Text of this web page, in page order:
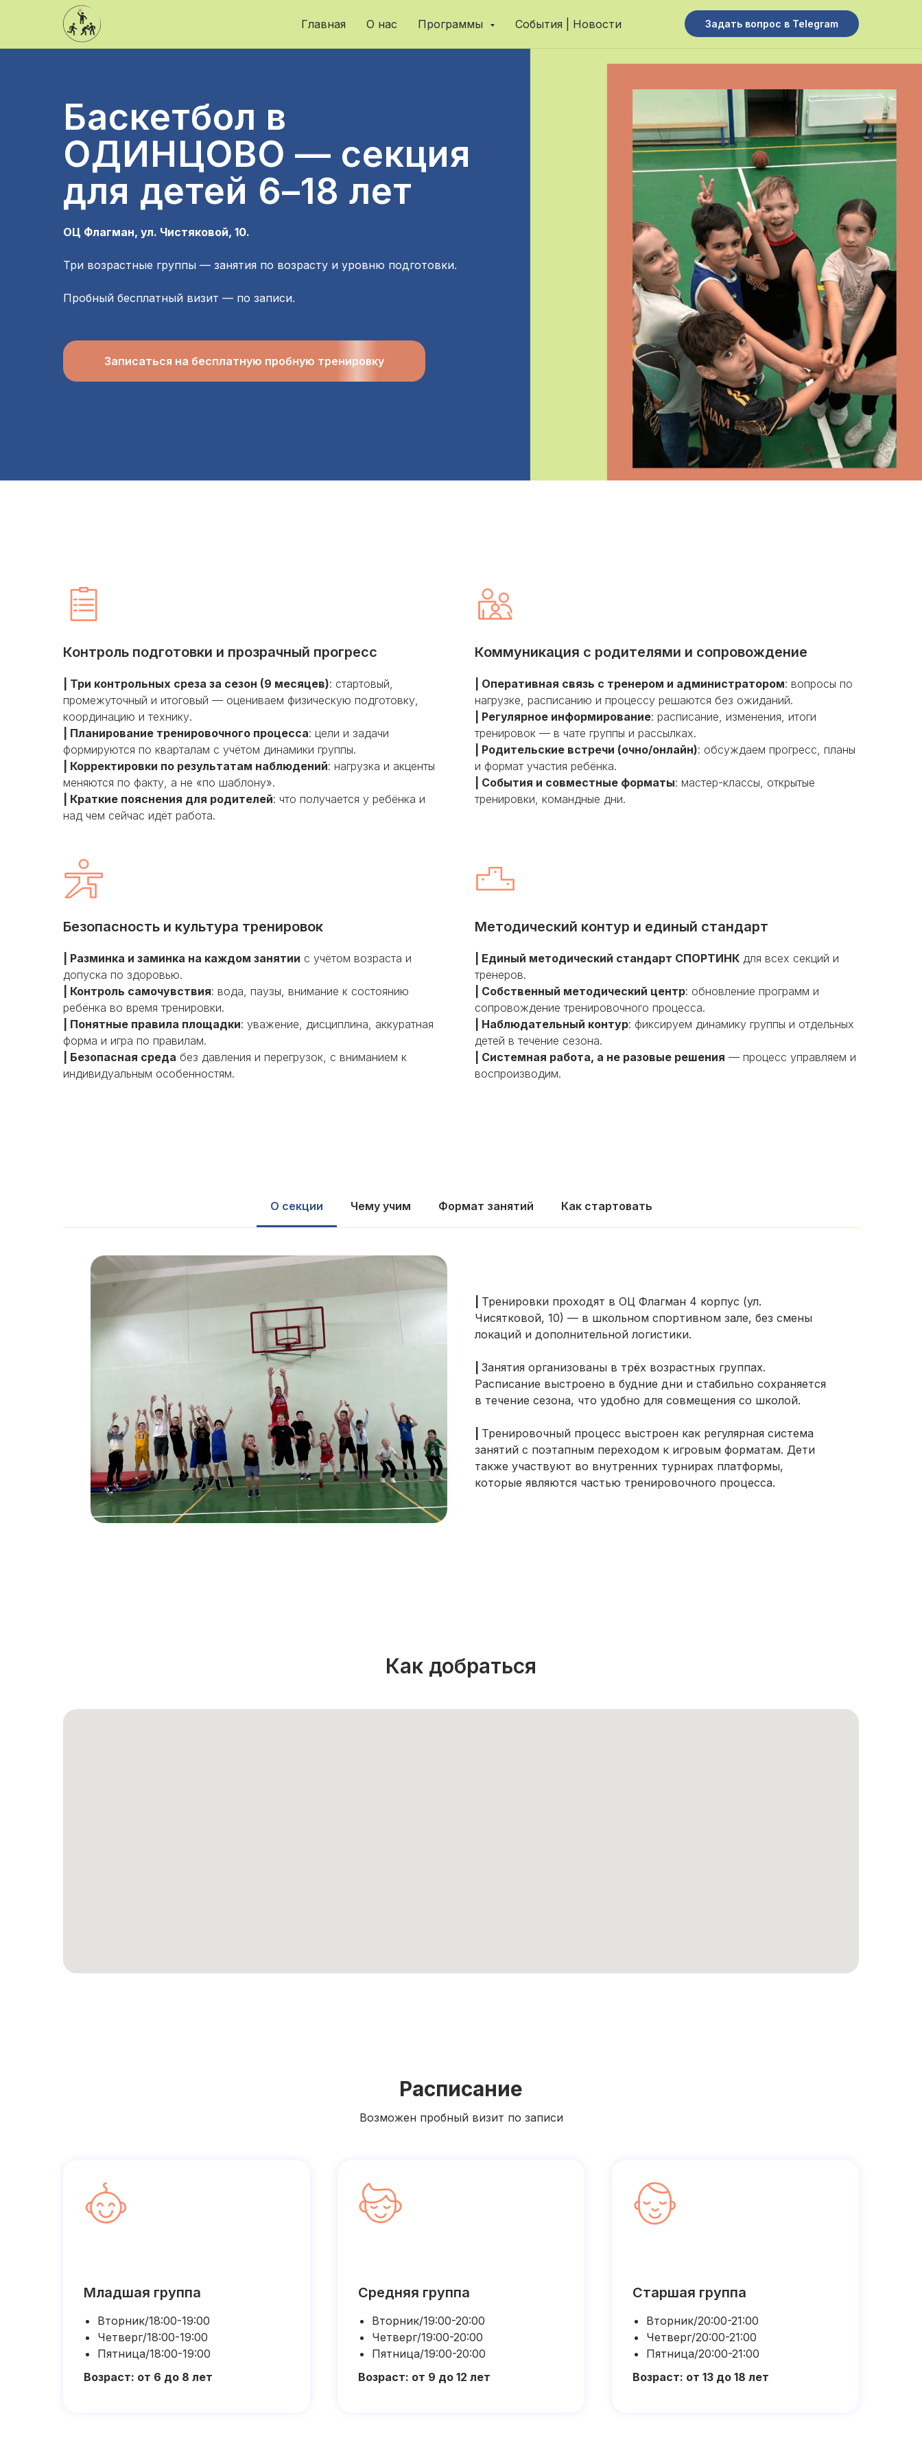
Главная О нас Программы События | Новости Задать вопрос в Telegram
Баскетбол в
ОДИНЦОВО — секция
для детей 6–18 лет
ОЦ Флагман, ул. Чистяковой, 10.
Три возрастные группы — занятия по возрасту и уровню подготовки.
Пробный бесплатный визит — по записи.
Записаться на бесплатную пробную тренировку
Контроль подготовки и прозрачный прогресс
| Три контрольных среза за сезон (9 месяцев): стартовый,
промежуточный и итоговый — оцениваем физическую подготовку,
координацию и технику.
| Планирование тренировочного процесса: цели и задачи
формируются по кварталам с учётом динамики группы.
| Корректировки по результатам наблюдений: нагрузка и акценты
меняются по факту, а не «по шаблону».
| Краткие пояснения для родителей: что получается у ребёнка и
над чем сейчас идёт работа.
Коммуникация с родителями и сопровождение
| Оперативная связь с тренером и администратором: вопросы по
нагрузке, расписанию и процессу решаются без ожиданий.
| Регулярное информирование: расписание, изменения, итоги
тренировок — в чате группы и рассылках.
| Родительские встречи (очно/онлайн): обсуждаем прогресс, планы
и формат участия ребёнка.
| События и совместные форматы: мастер-классы, открытые
тренировки, командные дни.
Безопасность и культура тренировок
| Разминка и заминка на каждом занятии с учётом возраста и
допуска по здоровью.
| Контроль самочувствия: вода, паузы, внимание к состоянию
ребёнка во время тренировки.
| Понятные правила площадки: уважение, дисциплина, аккуратная
форма и игра по правилам.
| Безопасная среда без давления и перегрузок, с вниманием к
индивидуальным особенностям.
Методический контур и единый стандарт
| Единый методический стандарт СПОРТИНК для всех секций и
тренеров.
| Собственный методический центр: обновление программ и
сопровождение тренировочного процесса.
| Наблюдательный контур: фиксируем динамику группы и отдельных
детей в течение сезона.
| Системная работа, а не разовые решения — процесс управляем и
воспроизводим.
О секции Чему учим Формат занятий Как стартовать
Тренировки проходят в ОЦ Флагман 4 корпус (ул.
Чисятковой, 10) — в школьном спортивном зале, без смены
локаций и дополнительной логистики.
Занятия организованы в трёх возрастных группах.
Расписание выстроено в будние дни и стабильно сохраняется
в течение сезона, что удобно для совмещения со школой.
Тренировочный процесс выстроен как регулярная система
занятий с поэтапным переходом к игровым форматам. Дети
также участвуют во внутренних турнирах платформы,
которые являются частью тренировочного процесса.
Как добраться
Расписание
Возможен пробный визит по записи
Младшая группа
Вторник/18:00-19:00
Четверг/18:00-19:00
Пятница/18:00-19:00
Возраст: от 6 до 8 лет
Средняя группа
Вторник/19:00-20:00
Четверг/19:00-20:00
Пятница/19:00-20:00
Возраст: от 9 до 12 лет
Старшая группа
Вторник/20:00-21:00
Четверг/20:00-21:00
Пятница/20:00-21:00
Возраст: от 13 до 18 лет